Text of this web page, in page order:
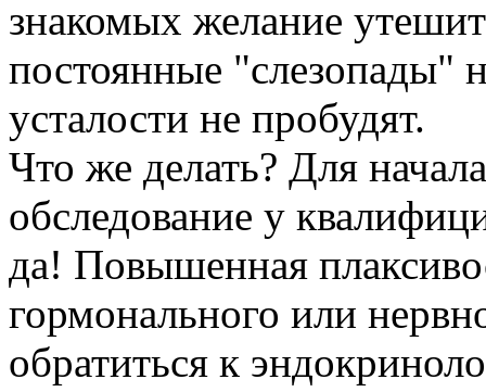
знакомых желание
постоянные "слезопады"
усталости не пробудят.
Что же делать? Для
обследование у
да! Повышенная
гормонального или
обратиться к